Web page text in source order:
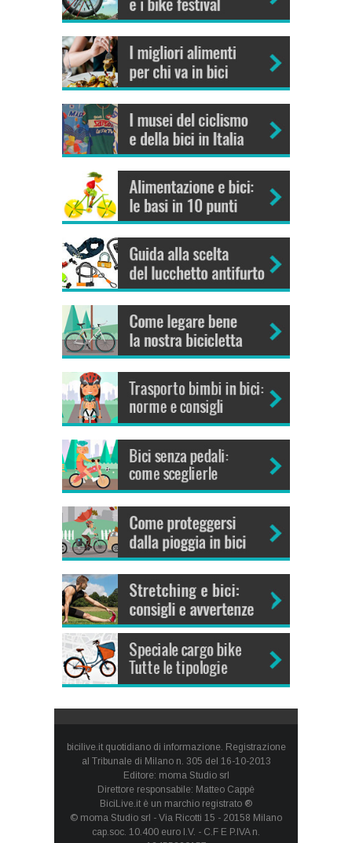
bicilive.it quotidiano di informazione. Registrazione
al Tribunale di Milano n. 305 del 16-10-2013
Editore: moma Studio srl
Direttore responsabile: Matteo Cappè
BiciLive.it è un marchio registrato ®
© moma Studio srl - Via Ricotti 15 - 20158 Milano
cap.soc. 10.400 euro I.V. - C.F E P.IVA n.